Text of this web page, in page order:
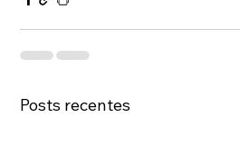
Posts recentes